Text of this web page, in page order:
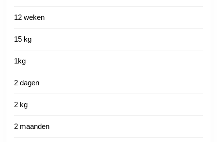
12 weken
15 kg
1kg
2 dagen
2 kg
2 maanden